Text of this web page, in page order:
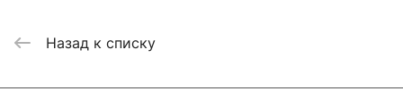
Назад к списку